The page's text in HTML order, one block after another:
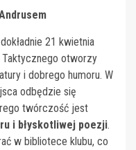
21 kwietnia
otworzy
i dobrego humoru. W
odbędzie się
twórczość jest
i błyskotliwej poezji.
w bibliotece klubu, co